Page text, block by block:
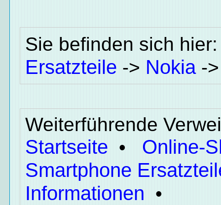
Sie befinden sich
Ersatzteile -> Nokia-
Weiterführende
Startseite • Online-
Smartphone
Informationen •